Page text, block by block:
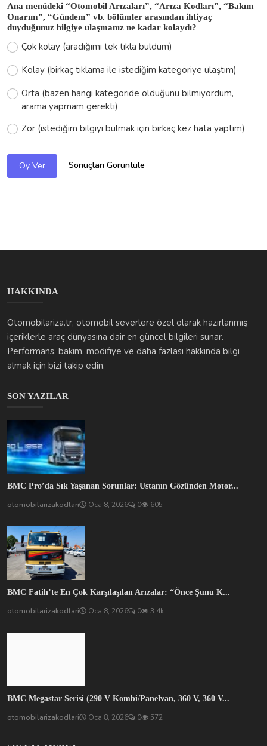
Ana menüdeki “Otomobil Arızaları”, “Arıza Kodları”, “Bakım
Onarım”, “Gündem” vb. bölümler arasından ihtiyaç
duyduğunuz bilgiye ulaşmanız ne kadar kolaydı?
Çok kolay (aradığımı tek tıkla buldum)
Kolay (birkaç tıklama ile istediğim kategoriye ulaştım)
Orta (bazen hangi kategoride olduğunu bilmiyordum,
arama yapmam gerekti)
Zor (istediğim bilgiyi bulmak için birkaç kez hata yaptım)
Oy Ver Sonuçları Görüntüle
HAKKINDA
Otomobilariza.tr, otomobil severlere özel olarak hazırlanmış
içeriklerle araç dünyasına dair en güncel bilgileri sunar.
Performans, bakım, modifiye ve daha fazlası hakkında bilgi
almak için bizi takip edin.
SON YAZILAR
BMC Pro’da Sık Yaşanan Sorunlar: Ustanın Gözünden Motor...
otomobilarizakodlari Oca 8, 2026 0 605
BMC Fatih’te En Çok Karşılaşılan Arızalar: “Önce Şunu K...
otomobilarizakodlari Oca 8, 2026 0 3.4k
BMC Megastar Serisi (290 V Kombi/Panelvan, 360 V, 360 V...
otomobilarizakodlari Oca 8, 2026 0 572